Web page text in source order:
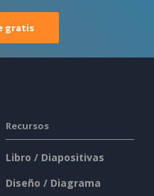
gratis
Recursos
Libro / Diapositivas
Diseño / Diagrama